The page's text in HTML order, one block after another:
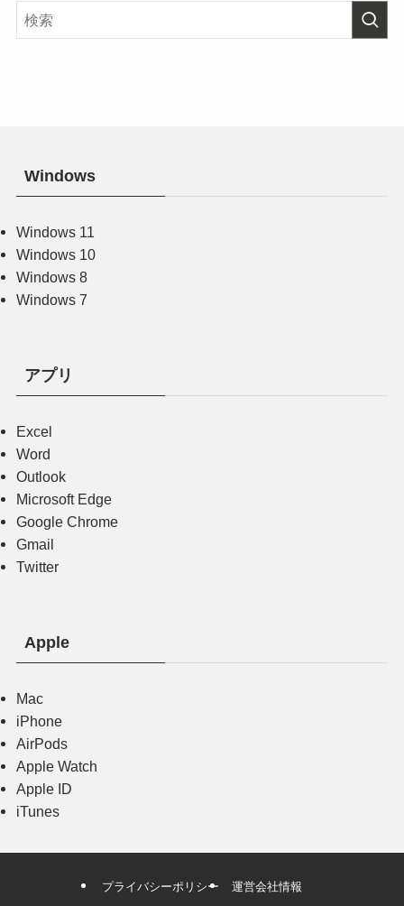
Windows
Windows 11
Windows 10
Windows 8
Windows 7
アプリ
Excel
Word
Outlook
Microsoft Edge
Google Chrome
Gmail
Twitter
Apple
Mac
iPhone
AirPods
Apple Watch
Apple ID
iTunes
プライバシーポリシー 運営会社情報